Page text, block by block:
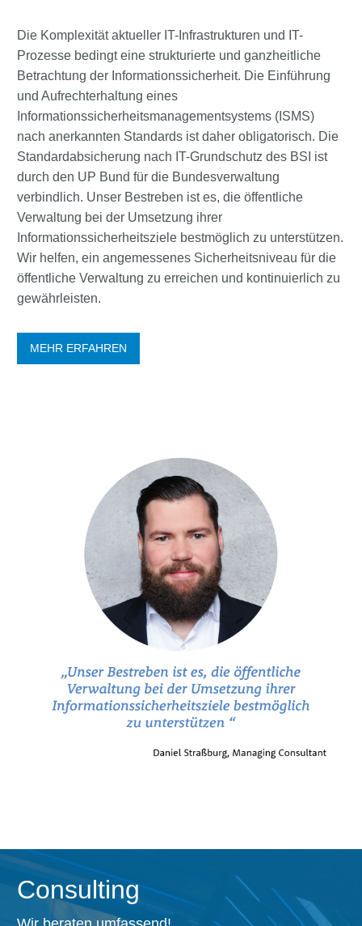
Die Komplexität aktueller IT-Infrastrukturen und IT-
Prozesse bedingt eine strukturierte und ganzheitliche
Betrachtung der Informationssicherheit. Die Einführung
und Aufrechterhaltung eines
Informationssicherheitsmanagementsystems (ISMS)
nach anerkannten Standards ist daher obligatorisch. Die
Standardabsicherung nach IT-Grundschutz des BSI ist
durch den UP Bund für die Bundesverwaltung
verbindlich. Unser Bestreben ist es, die öffentliche
Verwaltung bei der Umsetzung ihrer
Informationssicherheitsziele bestmöglich zu unterstützen.
Wir helfen, ein angemessenes Sicherheitsniveau für die
öffentliche Verwaltung zu erreichen und kontinuierlich zu
gewährleisten.
MEHR ERFAHREN
Consulting